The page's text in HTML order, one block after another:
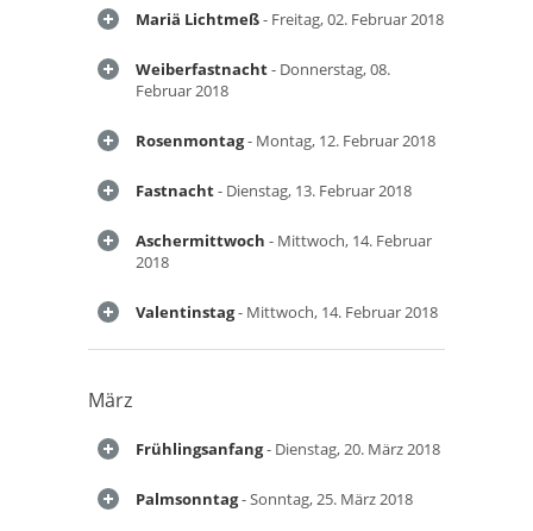
Mariä Lichtmeß- Freitag, 02. Februar 2018
Weiberfastnacht- Donnerstag, 08.
Februar 2018
Rosenmontag- Montag, 12. Februar 2018
Fastnacht- Dienstag, 13. Februar 2018
Aschermittwoch - Mittwoch, 14. Februar
2018
Valentinstag- Mittwoch, 14. Februar 2018
März
Frühlingsanfang- Dienstag, 20. März 2018
Palmsonntag- Sonntag, 25. März 2018